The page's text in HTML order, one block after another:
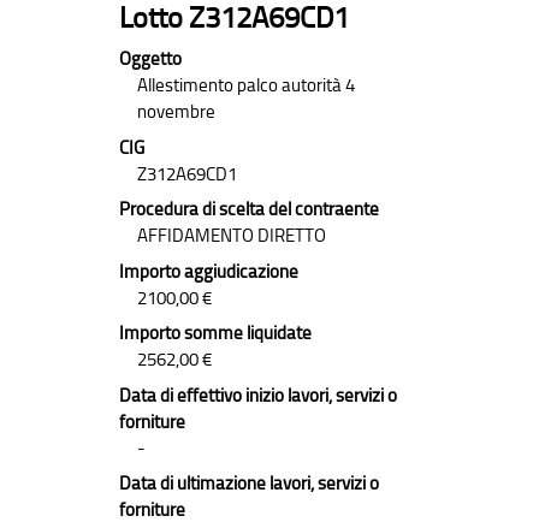
Lotto Z312A69CD1
Oggetto
Allestimento palco autorità 4
novembre
CIG
Z312A69CD1
Procedura di scelta del contraente
AFFIDAMENTO DIRETTO
Importo aggiudicazione
2100,00 €
Importo somme liquidate
2562,00 €
Data di effettivo inizio lavori, servizi o
forniture
-
Data di ultimazione lavori, servizi o
forniture